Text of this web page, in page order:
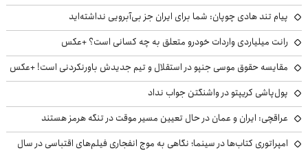
پیام تند هادی چوپان: شما برای ایران جز بی‌آبرویی نداشته‌اید
رانت میلیاردی واردات خودرو متعلق به چه کسانی است؟ +عکس
مقایسه حقوق موسی جنپو در استقلال و تیم جدیدش باورنکردنی است! +عکس
پول‌پاشی کریپتو در واشنگتن جواب نداد
عراقچی: ایران و عمان در حال تعیین مسیر موقت در تنگه هرمز هستند
امپراتوری کتاب‌ها در سینما؛ نگاهی به موج انفجاری فیلم‌های اقتباسی در سال